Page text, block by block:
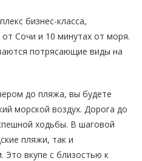
бизнес-класса,
Сочи и 10 минутах от моря.
потрясающие виды на
до пляжа, вы будете
морской воздух. Дорога до
ходьбы. В шаговой
пляжи, так и
вкупе с близостью к